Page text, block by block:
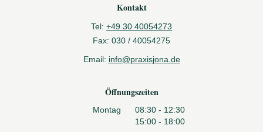
Kontakt
Tel: +49 30 40054273
Fax: 030 / 40054275
Email: info@praxisjona.de
Öffnungszeiten
Montag
08:30 - 12:30
15:00 - 18:00